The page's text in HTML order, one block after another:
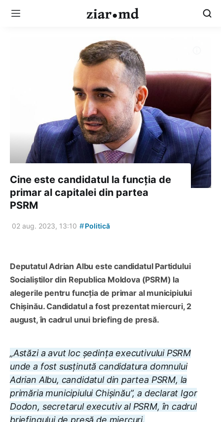
Cine este candidatul la funcția de
primar al capitalei din partea
PSRM
02 aug. 2023, 13:10 #Politică
Deputatul Adrian Albu este candidatul Partidului
Socialiştilor din Republica Moldova (PSRM) la
alegerile pentru funcția de primar al municipiului
Chișinău.Candidatul a fost prezentat miercuri, 2
august, în cadrul unui briefing de presă.
„Astăzi a avut loc ședința executivului PSRM
unde a fost susținută candidatura domnului
Adrian Albu, candidatul din partea PSRM, la
primăria municipiului Chișinău”, a declarat Igor
Dodon, secretarul executiv al PSRM, în cadrul
briefingului de presă de miercuri.